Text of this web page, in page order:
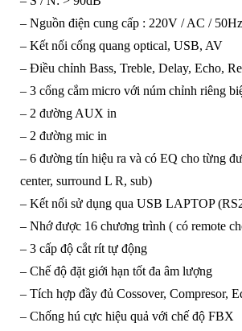
– Nguồn điện cung cấp : 220V / AC / 50Hz
– Kết nối cổng quang optical, USB, AV
– Điều chỉnh Bass, Treble, Delay, Echo,
– 3 cổng cắm micro với núm chỉnh riêng
– 2 đường AUX in
– 2 đường mic in
– 6 đường tín hiệu ra và có EQ cho từng
center, surround L R, sub)
– Kết nối sử dụng qua USB LAPTOP
– Nhớ được 16 chương trình ( có remote
– 3 cấp độ cắt rít tự động
– Chế độ đặt giới hạn tốt đa âm lượng
– Tích hợp đầy đủ Cossover, Compresor,
– Chống hú cực hiệu quả với chế độ FBX